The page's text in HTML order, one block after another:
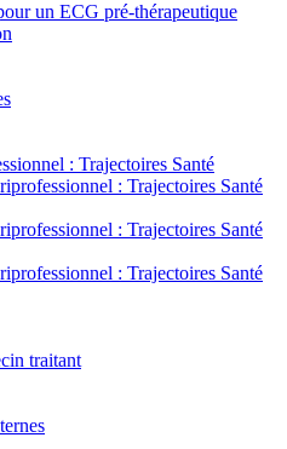
un ECG pré-thérapeutique
: Trajectoires Santé
: Trajectoires Santé
: Trajectoires Santé
: Trajectoires Santé
traitant